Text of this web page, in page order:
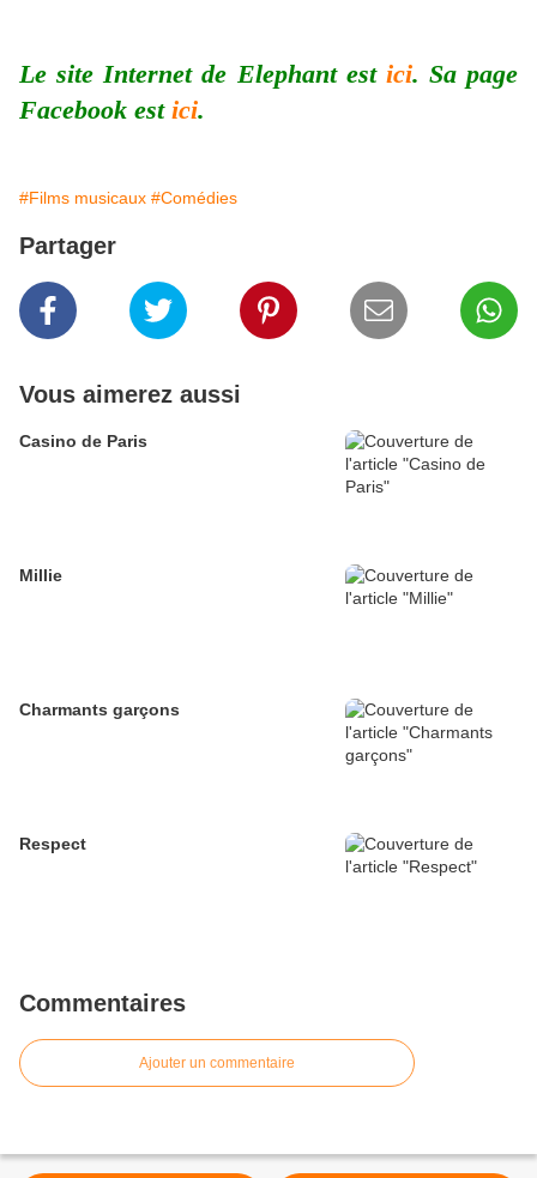
Le site Internet de Elephant est ici. Sa page
Facebook est ici.
#Films musicaux #Comédies
Partager
Vous aimerez aussi
Casino de Paris
Millie
Charmants garçons
Respect
Commentaires
Ajouter un commentaire